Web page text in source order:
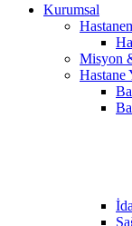
Kurumsal
Misyon
Hastane